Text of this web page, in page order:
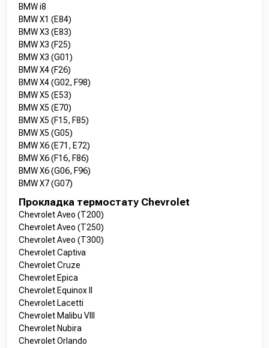
BMW i8
BMW X1 (E84)
BMW X3 (E83)
BMW X3 (F25)
BMW X3 (G01)
BMW X4 (F26)
BMW X4 (G02, F98)
BMW X5 (E53)
BMW X5 (E70)
BMW X5 (F15, F85)
BMW X5 (G05)
BMW X6 (E71, E72)
BMW X6 (F16, F86)
BMW X6 (G06, F96)
BMW X7 (G07)
Прокладка термостату Chevrolet
Chevrolet Aveo (T200)
Chevrolet Aveo (T250)
Chevrolet Aveo (T300)
Chevrolet Captiva
Chevrolet Cruze
Chevrolet Epica
Chevrolet Equinox II
Chevrolet Lacetti
Chevrolet Malibu VIII
Chevrolet Nubira
Chevrolet Orlando